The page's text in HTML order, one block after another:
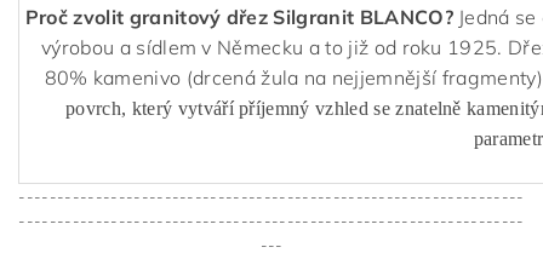
Proč zvolit granitový dřez Silgranit BLANCO? Jedná
výrobou a sídlem v Německu a to již od roku 1925.
80% kamenivo (drcená žula na nejjemnější
povrch, který vytváří příjemný vzhled se znatelně
------------------------------------------------------------------
------------------------------------------------------------------
---